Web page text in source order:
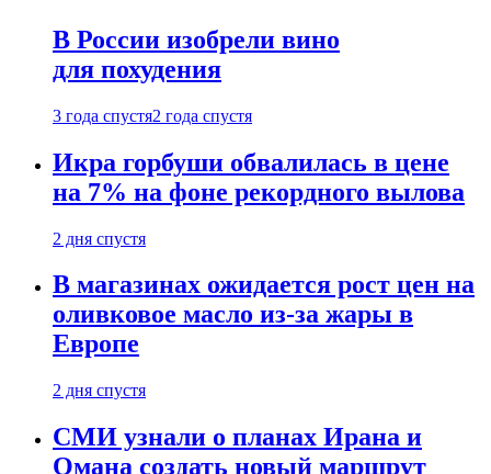
В России изобрели вино
для похудения
3 года спустя2 года спустя
Икра горбуши обвалилась в цене
на 7% на фоне рекордного вылова
2 дня спустя
В магазинах ожидается рост цен на
оливковое масло из-за жары в
Европе
2 дня спустя
СМИ узнали о планах Ирана и
Омана создать новый маршрут